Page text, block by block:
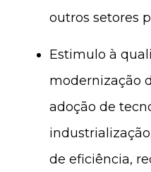
outros setores
Estimulo à
modernização
adoção de
de eficiência,